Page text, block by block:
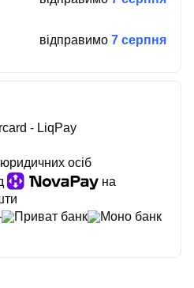
відправимо 7 серпня
- LiqPay
осіб
на
Приват банк
Моно банк